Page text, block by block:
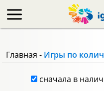
Главная - Игры по
сначала в